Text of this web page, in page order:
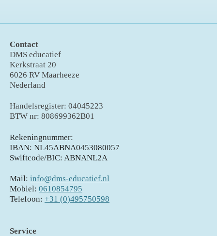
Contact
DMS educatief
Kerkstraat 20
6026 RV Maarheeze
Nederland
Handelsregister: 04045223
BTW nr: 808699362B01
Rekeningnummer:
IBAN: NL45ABNA0453080057
Swiftcode/BIC: ABNANL2A
Mail: info@dms-educatief.nl
Mobiel: 0610854795
Telefoon: +31 (0)495750598
Service